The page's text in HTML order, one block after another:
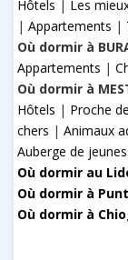
Hôtels | Les
| Appartements |
Où dormir à
Appartements |
Où dormir à
Hôtels | Proche
chers | Animaux
Auberge de
Où dormir au
Où dormir à
Où dormir à